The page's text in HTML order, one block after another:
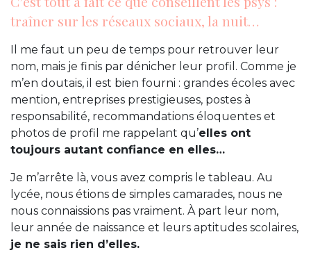
traîner sur les réseaux sociaux, la nuit…
Il me faut un peu de temps pour retrouver leur
nom, mais je finis par dénicher leur profil. Comme je
m’en doutais, il est bien fourni : grandes écoles avec
mention, entreprises prestigieuses, postes à
responsabilité, recommandations éloquentes et
photos de profil me rappelant qu’elles ont
toujours autant confiance en elles…
Je m’arrête là, vous avez compris le tableau. Au
lycée, nous étions de simples camarades, nous ne
nous connaissions pas vraiment. À part leur nom,
leur année de naissance et leurs aptitudes scolaires,
je ne sais rien d’elles.